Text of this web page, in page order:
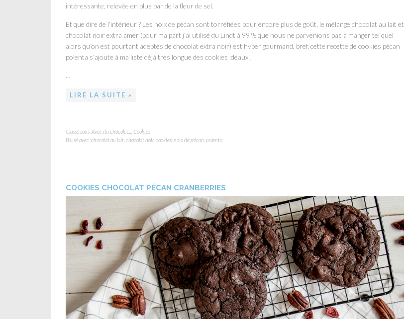
intéressante, relevée en plus par de la fleur de sel.
Et que dire de l’intérieur ? Les noix de pécan sont torréfiées pour encore plus de goût, le mélange chocolat au lait et
chocolat noir extra amer (pour ma part j’ai utilisé du Lindt à 99 % que nous ne parvenions pas à manger tel quel
alors qu’on est pourtant adeptes de chocolat extra noir) est hyper gourmand, bref, cette recette de cookies pécan
polenta s’ajoute à ma liste déjà très longue des cookies idéaux !
…
LIRE LA SUITE »
Classé sous :Avec du chocolat...
Cookies
Balisé avec :chocolat au lait chocolat noir, cookies noix de pécan polenta
COOKIES CHOCOLAT PÉCAN CRANBERRIES